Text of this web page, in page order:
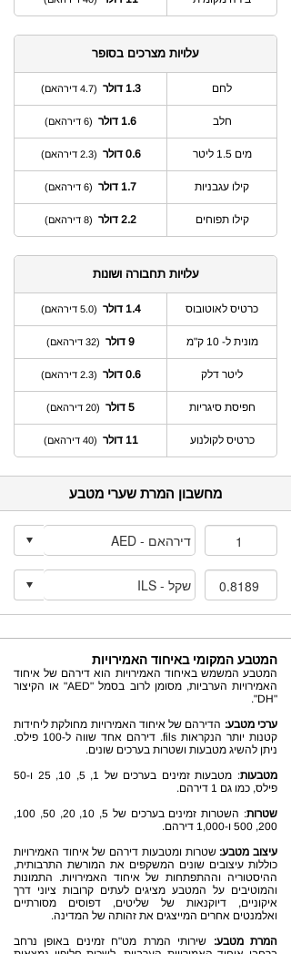
עלויות מצרכים בסופר
לחם 1.3 דולר (4.7 דירהאם)
חלב 1.6 דולר (6 דירהאם)
מים 1.5 ליטר 0.6 דולר (2.3 דירהאם)
קילו עגבניות 1.7 דולר (6 דירהאם)
קילו תפוחים 2.2 דולר (8 דירהאם)
עלויות תחבורה ושונות
כרטיס לאוטובוס 1.4 דולר (5.0 דירהאם)
מונית ל- 10 ק"מ 9 דולר (32 דירהאם)
ליטר דלק 0.6 דולר (2.3 דירהאם)
חפיסת סיגריות 5 דולר (20 דירהאם)
כרטיס לקולנוע 11 דולר (40 דירהאם)
מחשבון המרת שערי מטבע
המטבע המקומי באיחוד האמירויות
המטבע המשמש באיחוד האמירויות הוא דירהם של איחוד
האמירויות הערביות, מסומן לרוב בסמל "AED" או הקיצור
"DH".
ערכי מטבע: הדירהם של איחוד האמירויות מחולקת ליחידות
קטנות יותר הנקראות fils. דירהם אחד שווה ל-100 פילס.
ניתן להשיג מטבעות ושטרות בערכים שונים.
מטבעות
: מטבעות זמינים בערכים של 1, 5, 10, 25 ו-50
פילס, כמו גם 1 דירהם.
שטרות
: השטרות זמינים בערכים של 5, 10, 20, 50, 100,
200, 500 ו-1,000 דירהם.
עיצוב מטבע:שטרות ומטבעות דירהם של איחוד האמירויות
כוללות עיצובים שונים המשקפים את המורשת התרבותית,
ההיסטוריה וההתפתחות של איחוד האמירויות. התמונות
והמוטיבים על המטבע מציגים לעתים קרובות ציוני דרך
איקוניים, דיוקנאות של שליטים, דפוסים מסורתיים
ואלמנטים אחרים המייצגים את זהותה של המדינה.
המרת מטבע: שירותי המרת מט"ח זמינים באופן נרחב